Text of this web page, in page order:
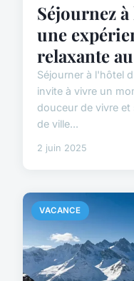
Séjournez
une
relaxante
Séjourner à l'hôtel
invite à vivre un
douceur de vivre
de ville...
2 juin 2025
VACANCE